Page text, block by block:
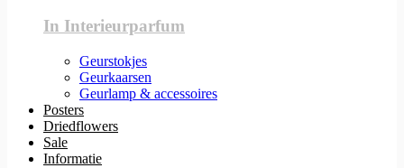
In Interieurparfum
Geurstokjes
Geurkaarsen
Geurlamp & accessoires
Posters
Driedflowers
Sale
Informatie